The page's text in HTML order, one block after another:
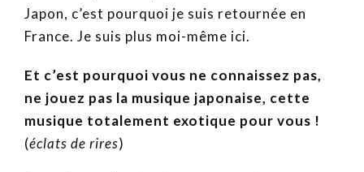
Japon, c’est pourquoi je suis retournée en
France. Je suis plus moi-même ici.
Et c’est pourquoi vous ne connaissez pas,
ne jouez pas la musique japonaise, cette
musique totalement exotique pour vous !
(éclats de rires)